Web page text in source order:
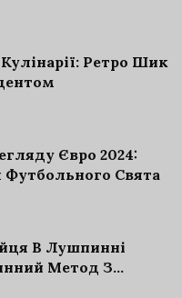
Ретро Шик
Євро 2024:
Футбольного Свята
В Лушпинні
Метод З